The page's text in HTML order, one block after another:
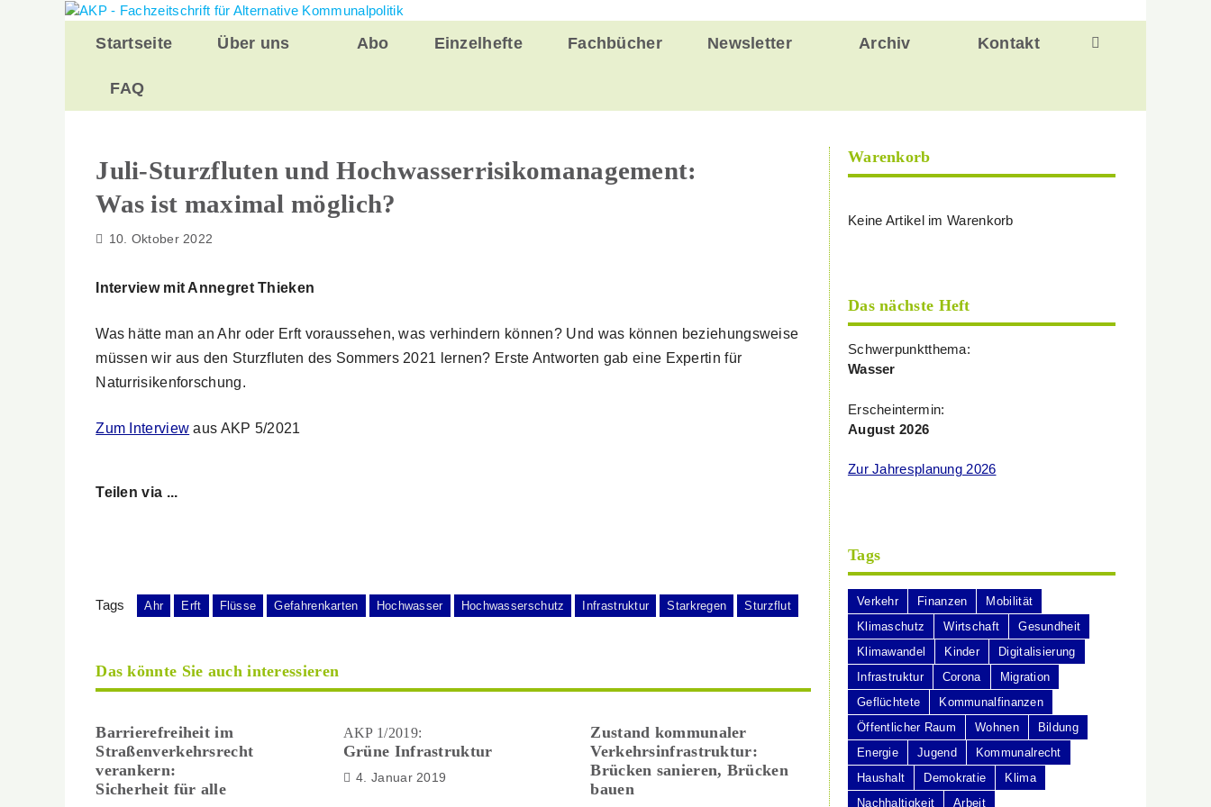
Zurück
InhaltStartseite Über uns Abo Einzelhefte Fachbücher Newsletter Archiv Kontakt
FAQ
Juli-Sturzfluten und Hochwasserrisikomanagement:
Was ist maximal möglich?
10. Oktober 2022
Interview mit Annegret Thieken
Was hätte man an Ahr oder Erft voraussehen, was verhindern können? Und was können beziehungsweise
müssen wir aus den Sturzfluten des Sommers 2021 lernen? Erste Antworten gab eine Expertin für
Naturrisikenforschung.
Zum Interview aus AKP 5/2021
Teilen via ...
Tags Ahr Erft Flüsse Gefahrenkarten Hochwasser Hochwasserschutz Infrastruktur Starkregen Sturzflut
Das könnte Sie auch interessieren
Barrierefreiheit im
Straßenverkehrsrecht
verankern:
Sicherheit für alle
AKP 1/2019:
Grüne Infrastruktur
4. Januar 2019
Zustand kommunaler
Verkehrsinfrastruktur:
Brücken sanieren, Brücken
bauen
Warenkorb
Keine Artikel im Warenkorb
Das nächste Heft
Schwerpunktthema:
Wasser
Erscheintermin:
August 2026
Zur Jahresplanung 2026
Tags
Verkehr Finanzen
Mobilität
Klimaschutz
Wirtschaft
Gesundheit
Klimawandel
Kinder
Digitalisierung
Infrastruktur
Corona
Migration
Geflüchtete
Kommunalfinanzen
Öffentlicher Raum
Wohnen
Bildung
Energie
Jugend
Kommunalrecht
Haushalt
Demokratie
Klima
Nachhaltigkeit
Arbeit